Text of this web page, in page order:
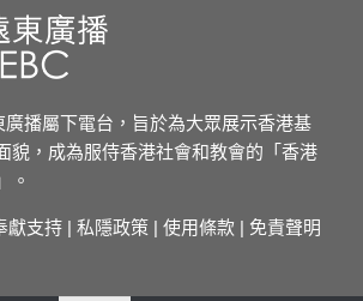
廣播屬下電台，旨於為大眾展示香港基
貌，成為服侍香港社會和教會的「香港
。
獻支持 | 私隱政策 | 使用條款 | 免責聲明